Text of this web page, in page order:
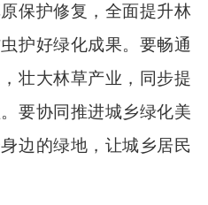
保护修复，全面提升林
护好绿化成果。要畅通
壮大林草产业，同步提
要协同推进城乡绿化美
边的绿地，让城乡居民